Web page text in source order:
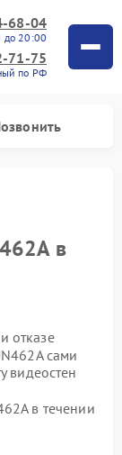
68-04
до 20:00
71-75
по РФ
в
отказе
сами
видеостен
в течении